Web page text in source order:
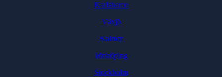
Karlshamn
Växjö
Kalmar
Jönköping
Stockholm